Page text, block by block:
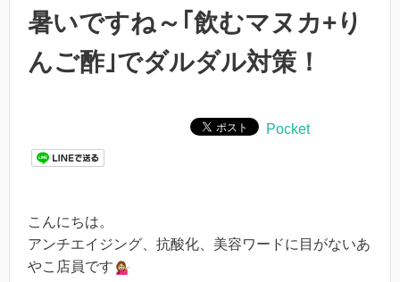
暑いですね～｢飲むマヌカ+り
んご酢｣でダルダル対策！
Pocket
こんにちは。
アンチエイジング、抗酸化、美容ワードに目がないあ
やこ店員です